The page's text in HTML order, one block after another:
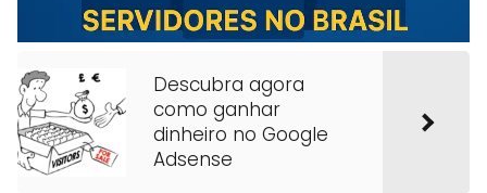
Descubra agora
como ganhar
dinheiro no Google
Adsense